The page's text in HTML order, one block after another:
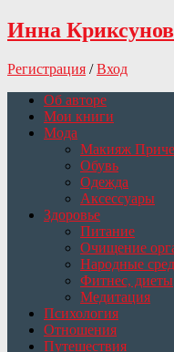
Инна
Регистрация /Вход
Об авторе
Мои книги
Мода
Макияж
Обувь
Одежда
Аксессуары
Здоровье
Питание
Очищение
Народные
Фитнес, диеты
Медитация
Психология
Отношения
Путешествия